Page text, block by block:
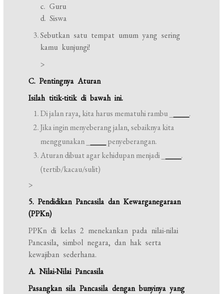
c. Guru
d. Siswa
Sebutkan satu tempat umum yang sering
kamu kunjungi!
>
C. Pentingnya Aturan
Isilah titik-titik di bawah ini.
Di jalan raya, kita harus mematuhi rambu _
.
Jika ingin menyeberang jalan, sebaiknya kita
menggunakan _
penyeberangan.
Aturan dibuat agar kehidupan menjadi _
.
(tertib/kacau/sulit)
>
5. Pendidikan Pancasila dan Kewarganegaraan
(PPKn)
PPKn di kelas 2 menekankan pada nilai-nilai
Pancasila, simbol negara, dan hak serta
kewajiban sederhana.
A. Nilai-Nilai Pancasila
Pasangkan sila Pancasila dengan bunyinya yang